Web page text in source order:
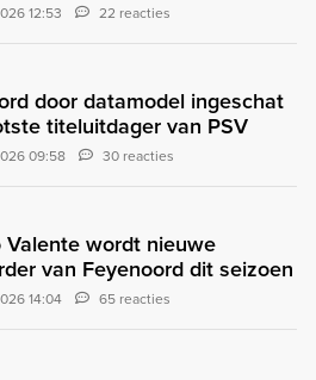
12:53 22 reacties
door datamodel ingeschat
titeluitdager van PSV
09:58 30 reacties
Valente wordt nieuwe
van Feyenoord dit seizoen
14:04 65 reacties